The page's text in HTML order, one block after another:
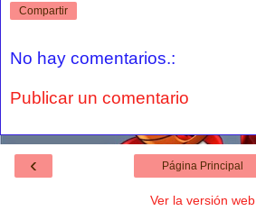
Compartir
No hay comentarios.:
Publicar un comentario
‹ Página Principal
Ver la versión web